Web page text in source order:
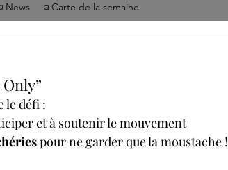
News ¤ Carte de la semaine
le défi :
et à soutenir le mouvement
pour ne garder que la moustache !